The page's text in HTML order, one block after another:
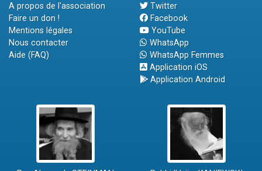
A propos de l'association
Faire un don !
Mentions légales
Nous contacter
Aide (FAQ)
Twitter
Facebook
YouTube
WhatsApp
WhatsApp Femmes
Application iOS
Application Android